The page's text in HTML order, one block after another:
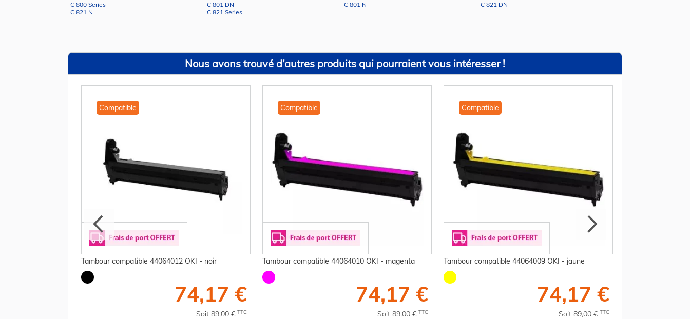
C 800 Series C 801 DN C 801 N
C 821 DN
C 821 N
C 821 Series
Nous avons trouvé d’autres produits qui pourraient vous intéresser !
Compatible
Tambour compatible 44064012 OKI - noir
74,17 €
Soit 89,00 € TTC
Compatible
Tambour compatible 44064010 OKI - magenta
74,17 €
Soit 89,00 € TTC
Compatible
Tambour compatible 44064009 OKI - jaune
74,17 €
Soit 89,00 € TTC